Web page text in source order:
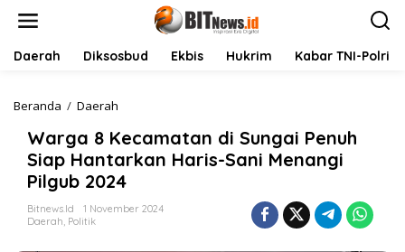
Daerah Diksosbud Ekbis Hukrim Kabar TNI-Polri
Beranda / Daerah
r
g
a
8
K
Warga 8 Kecamatan di Sungai Penuh
Siap Hantarkan Haris-Sani Menangi
Pilgub 2024
Bitnews.id
1 November 2024
Daerah, Politik